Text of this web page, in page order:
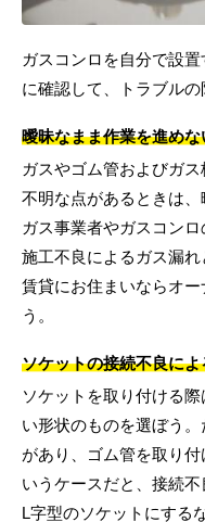
ガスコンロを自分で設
に確認して、トラブルの
曖昧なまま作業を進めな
ガスやゴム管およびガ
不明な点があるときは
ガス事業者やガスコン
施工不良によるガス漏れ
賃貸にお住まいならオ
う。
ソケットの接続不良に
ソケットを取り付ける
い形状のものを選ぼう
があり、ゴム管を取り
いうケースだと、接続不
L字型のソケットにする